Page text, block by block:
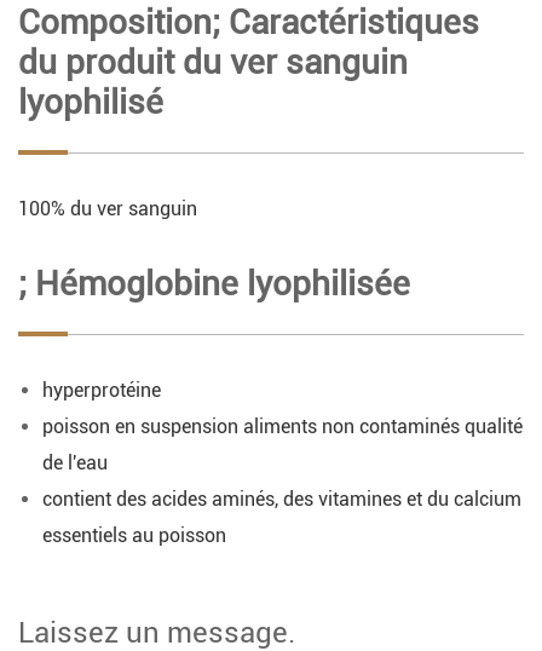
Composition; Caractéristiques
du produit du ver sanguin
lyophilisé
100% du ver sanguin
; Hémoglobine lyophilisée
hyperprotéine
poisson en suspension aliments non contaminés qualité
de l'eau
contient des acides aminés, des vitamines et du calcium
essentiels au poisson
Laissez un message.